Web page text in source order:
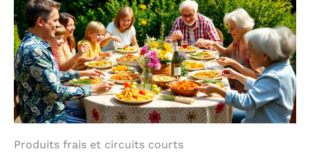
Produits frais et circuits courts